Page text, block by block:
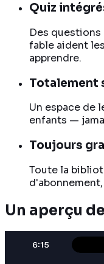
Quiz
Des questions
fable aident
apprendre.
Totalement
Un espace de
enfants —
Toujours
Toute la
Un aperçu